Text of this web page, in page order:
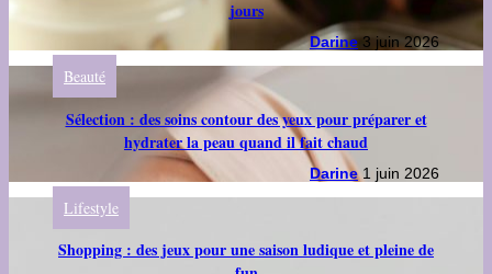
jours
Darine 3 juin 2026
Beauté
Sélection : des soins contour des yeux pour préparer et
hydrater la peau quand il fait chaud
Darine 1 juin 2026
Lifestyle
Shopping : des jeux pour une saison ludique et pleine de